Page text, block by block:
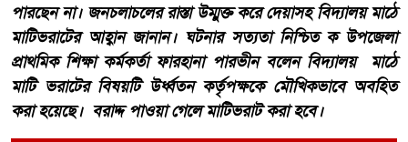
পারছেন না। জনচলাচলের রাস্তা উম্মুক্ত করে দেয়াসহ বিদ্যালয় মাঠে
মাটিভরাটের আহ্বান জানান। ঘটনার সত্যতা নিশ্চিত ক উপজেলা
প্রাথমিক শিক্ষা কর্মকর্তা ফারহানা পারভীন বলেন বিদ্যালয় মাঠে
মাটি ভরাটের বিষয়টি উর্ধ্বতন কর্তৃপক্ষকে মৌখিকভাবে অবহিত
করা হয়েছে। বরাদ্দ পাওয়া গেলে মাটিভরাট করা হবে।